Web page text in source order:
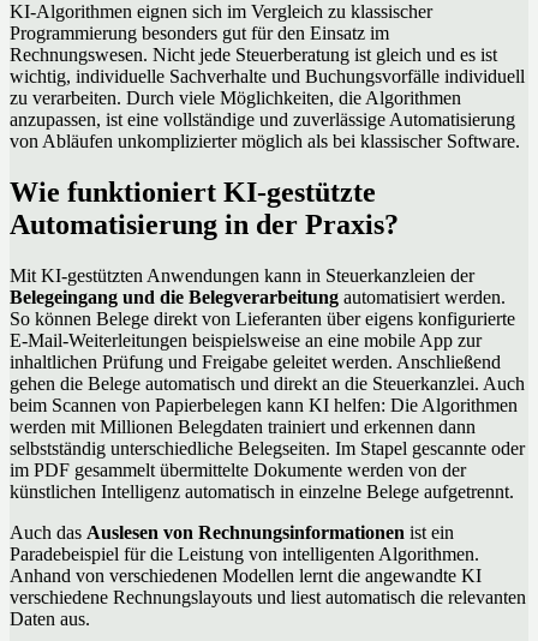
KI-Algorithmen eignen sich im Vergleich zu klassischer
Programmierung besonders gut für den Einsatz im
Rechnungswesen. Nicht jede Steuerberatung ist gleich und es ist
wichtig, individuelle Sachverhalte und Buchungsvorfälle individuell
zu verarbeiten. Durch viele Möglichkeiten, die Algorithmen
anzupassen, ist eine vollständige und zuverlässige Automatisierung
von Abläufen unkomplizierter möglich als bei klassischer Software.
Wie funktioniert KI-gestützte
Automatisierung in der Praxis?
Mit KI-gestützten Anwendungen kann in Steuerkanzleien der
Belegeingang und die Belegverarbeitung automatisiert werden.
So können Belege direkt von Lieferanten über eigens konfigurierte
E-Mail-Weiterleitungen beispielsweise an eine mobile App zur
inhaltlichen Prüfung und Freigabe geleitet werden. Anschließend
gehen die Belege automatisch und direkt an die Steuerkanzlei. Auch
beim Scannen von Papierbelegen kann KI helfen: Die Algorithmen
werden mit Millionen Belegdaten trainiert und erkennen dann
selbstständig unterschiedliche Belegseiten. Im Stapel gescannte oder
im PDF gesammelt übermittelte Dokumente werden von der
künstlichen Intelligenz automatisch in einzelne Belege aufgetrennt.
Auch das Auslesen von Rechnungsinformationen ist ein
Paradebeispiel für die Leistung von intelligenten Algorithmen.
Anhand von verschiedenen Modellen lernt die angewandte KI
verschiedene Rechnungslayouts und liest automatisch die relevanten
Daten aus.